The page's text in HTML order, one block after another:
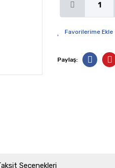
Paylaş:
Seçenekleri